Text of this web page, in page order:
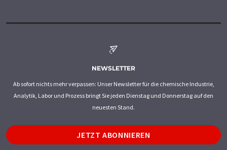
NEWSLETTER
Ab sofort nichts mehr verpassen: Unser Newsletter für die chemische Industrie,
Analytik, Labor und Prozess bringt Sie jeden Dienstag und Donnerstag auf den
neuesten Stand.
JETZT ABONNIEREN